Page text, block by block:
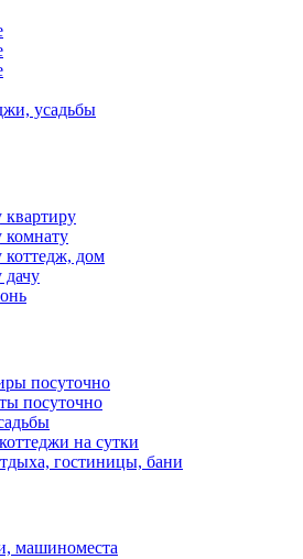
усадьбы
дом
посуточно
посуточно
на сутки
гостиницы, бани
машиноместа